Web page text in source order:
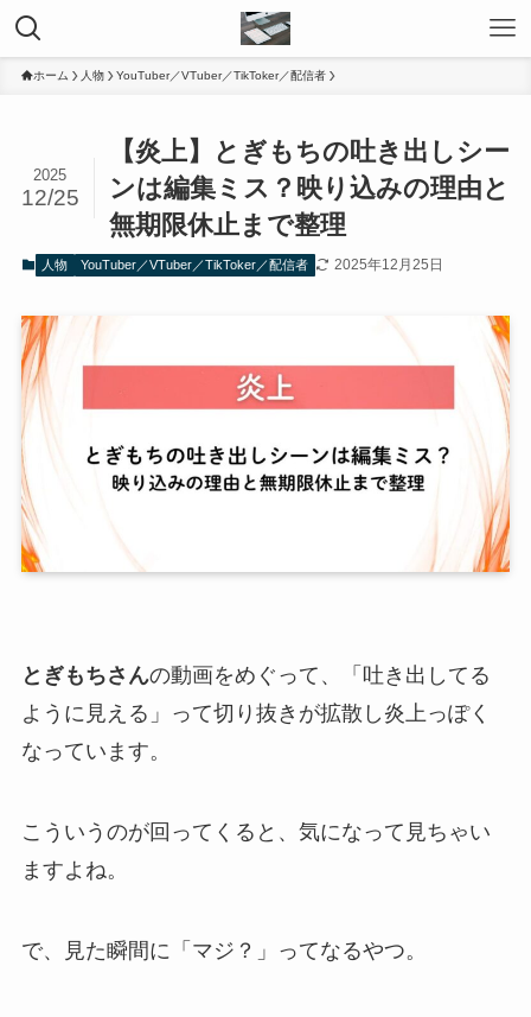
ホーム 人物 YouTuber／VTuber／TikToker／配信者
【炎上】とぎもちの吐き出しシー
ンは編集ミス？映り込みの理由と
無期限休止まで整理
2025
12/25
人物 YouTuber／VTuber／TikToker／配信者 2025年12月25日
とぎもちさんの動画をめぐって、「吐き出してる
ように見える」って切り抜きが拡散し炎上っぽく
なっています。
こういうのが回ってくると、気になって見ちゃい
ますよね。
で、見た瞬間に「マジ？」ってなるやつ。